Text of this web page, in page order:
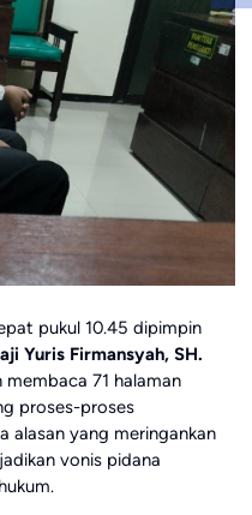
pukul 10.45 dipimpin
Yuris Firmansyah, SH.
71 halaman
proses-proses
alasan yang meringankan
vonis pidana